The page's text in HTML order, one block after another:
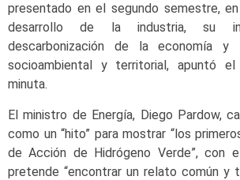
presentado en el segundo semestre,
desarrollo de la industria, su
descarbonización de la economía y
socioambiental y territorial, apuntó
minuta.
El ministro de Energía, Diego Pardow,
como un “hito” para mostrar “los
de Acción de Hidrógeno Verde”, con
pretende “encontrar un relato común y